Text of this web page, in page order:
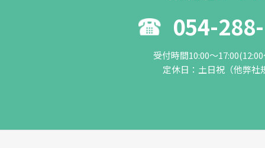
054-
受付時間10:00～
定休日：土日祝（他弊社